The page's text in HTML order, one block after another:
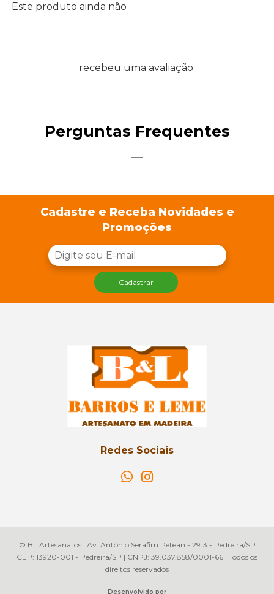
Este produto ainda não
recebeu uma avaliação.
Perguntas Frequentes
Cadastre e Receba Novidades e
Promoções
Cadastrar
Redes Sociais
© BL Artesanatos | Av. Antônio Serafim Petean - 2913 - Pedreira/SP
CEP: 13920-001 - Pedreira/SP | CNPJ: 39.037.858/0001-66 | Todos os
direitos reservados
Desenvolvido por